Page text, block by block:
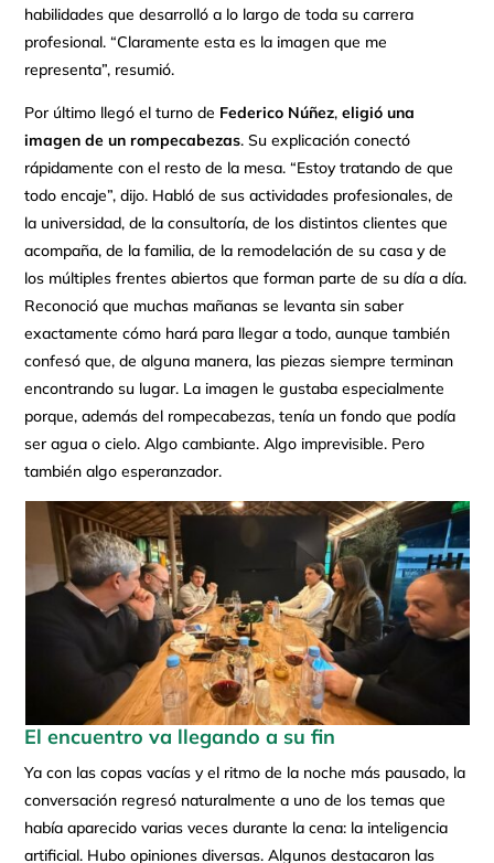
habilidades que desarrolló a lo largo de toda su carrera
profesional. “Claramente esta es la imagen que me
representa”, resumió.
Por último llegó el turno de Federico Núñez,eligió una
imagen de un rompecabezas. Su explicación conectó
rápidamente con el resto de la mesa. “Estoy tratando de que
todo encaje”, dijo. Habló de sus actividades profesionales, de
la universidad, de la consultoría, de los distintos clientes que
acompaña, de la familia, de la remodelación de su casa y de
los múltiples frentes abiertos que forman parte de su día a día.
Reconoció que muchas mañanas se levanta sin saber
exactamente cómo hará para llegar a todo, aunque también
confesó que, de alguna manera, las piezas siempre terminan
encontrando su lugar. La imagen le gustaba especialmente
porque, además del rompecabezas, tenía un fondo que podía
ser agua o cielo. Algo cambiante. Algo imprevisible. Pero
también algo esperanzador.
El encuentro va llegando a su fin
Ya con las copas vacías y el ritmo de la noche más pausado, la
conversación regresó naturalmente a uno de los temas que
había aparecido varias veces durante la cena: la inteligencia
artificial. Hubo opiniones diversas. Algunos destacaron las